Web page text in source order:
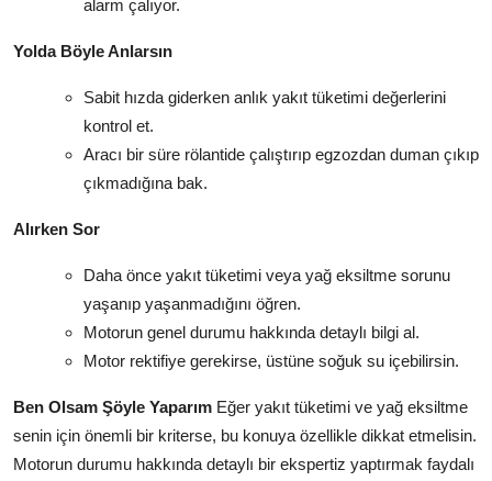
alarm çalıyor.
Yolda Böyle Anlarsın
Sabit hızda giderken anlık yakıt tüketimi değerlerini
kontrol et.
Aracı bir süre rölantide çalıştırıp egzozdan duman çıkıp
çıkmadığına bak.
Alırken Sor
Daha önce yakıt tüketimi veya yağ eksiltme sorunu
yaşanıp yaşanmadığını öğren.
Motorun genel durumu hakkında detaylı bilgi al.
Motor rektifiye gerekirse, üstüne soğuk su içebilirsin.
Ben Olsam Şöyle Yaparım Eğer yakıt tüketimi ve yağ eksiltme
senin için önemli bir kriterse, bu konuya özellikle dikkat etmelisin.
Motorun durumu hakkında detaylı bir ekspertiz yaptırmak faydalı